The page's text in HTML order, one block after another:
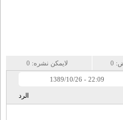
0 لايمكن نشره: 0
22:09 - 1389/10/26
الرد